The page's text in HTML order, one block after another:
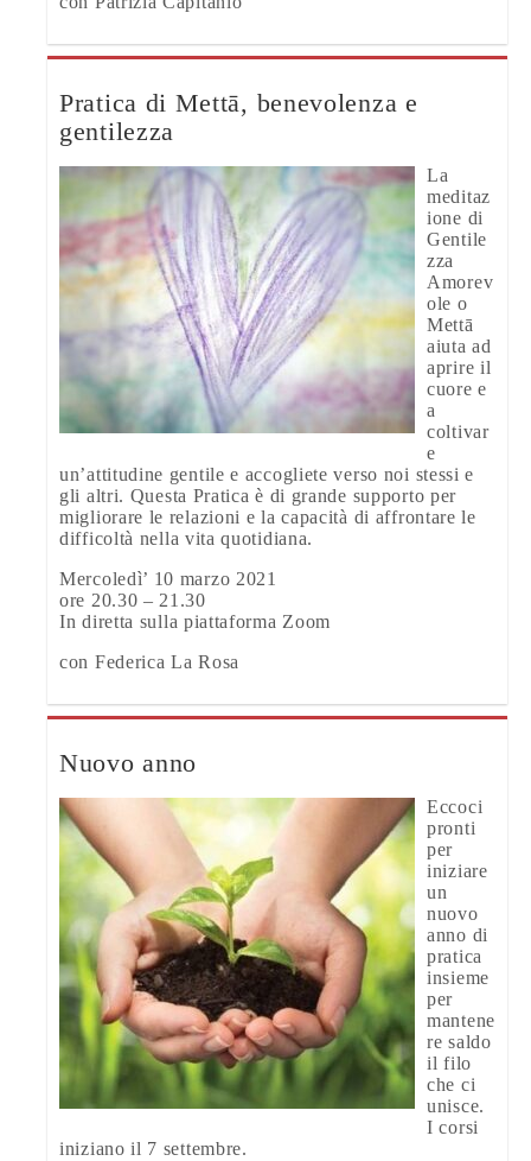
Pratica di Mettā, benevolenza e
gentilezza
La
meditaz
ione di
Gentile
zza
Amorev
ole o
Mettā
aiuta ad
aprire il
cuore e
a
coltivar
e
un’attitudine gentile e accogliete verso noi stessi e
gli altri. Questa Pratica è di grande supporto per
migliorare le relazioni e la capacità di affrontare le
difficoltà nella vita quotidiana.
Mercoledì’ 10 marzo 2021
ore 20.30 – 21.30
In diretta sulla piattaforma Zoom
con Federica La Rosa
Nuovo anno
Eccoci
pronti
per
iniziare
un
nuovo
anno di
pratica
insieme
per
mantene
re saldo
il filo
che ci
unisce.
I corsi
iniziano il 7 settembre.